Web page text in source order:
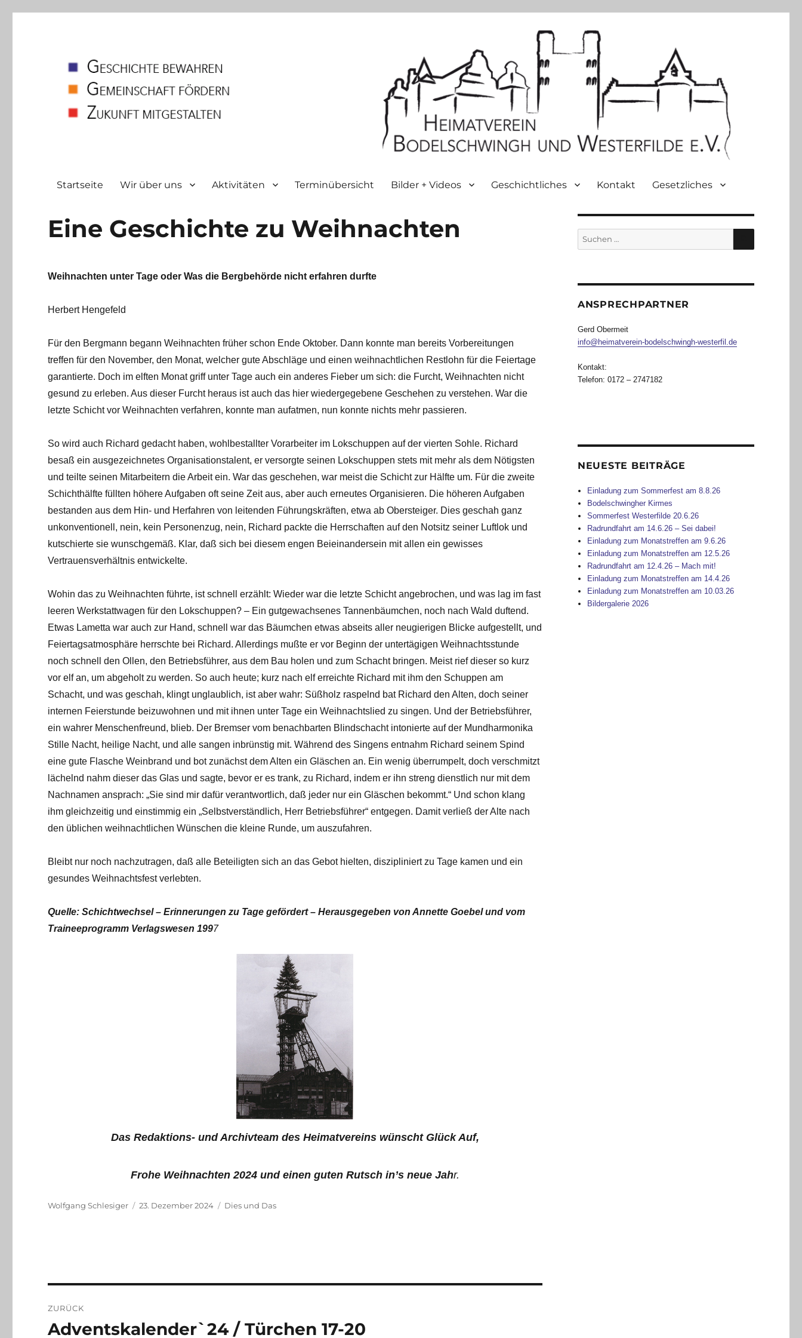
Startseite Wir über uns Aktivitäten Terminübersicht Bilder + Videos Geschichtliches Kontakt Gesetzliches
Eine Geschichte zu Weihnachten
Weihnachten unter Tage oder Was die Bergbehörde nicht erfahren durfte
Herbert Hengefeld
Für den Bergmann begann Weihnachten früher schon Ende Oktober. Dann konnte man bereits Vorbereitungen
treffen für den November, den Monat, welcher gute Abschläge und einen weihnachtlichen Restlohn für die Feiertage
garantierte. Doch im elften Monat griff unter Tage auch ein anderes Fieber um sich: die Furcht, Weihnachten nicht
gesund zu erleben. Aus dieser Furcht heraus ist auch das hier wiedergegebene Geschehen zu verstehen. War die
letzte Schicht vor Weihnachten verfahren, konnte man aufatmen, nun konnte nichts mehr passieren.
So wird auch Richard gedacht haben, wohlbestallter Vorarbeiter im Lokschuppen auf der vierten Sohle. Richard
besaß ein ausgezeichnetes Organisationstalent, er versorgte seinen Lokschuppen stets mit mehr als dem Nötigsten
und teilte seinen Mitarbeitern die Arbeit ein. War das geschehen, war meist die Schicht zur Hälfte um. Für die zweite
Schichthälfte füllten höhere Aufgaben oft seine Zeit aus, aber auch erneutes Organisieren. Die höheren Aufgaben
bestanden aus dem Hin- und Herfahren von leitenden Führungskräften, etwa ab Obersteiger. Dies geschah ganz
unkonventionell, nein, kein Personenzug, nein, Richard packte die Herrschaften auf den Notsitz seiner Luftlok und
kutschierte sie wunschgemäß. Klar, daß sich bei diesem engen Beieinandersein mit allen ein gewisses
Vertrauensverhältnis entwickelte.
Wohin das zu Weihnachten führte, ist schnell erzählt: Wieder war die letzte Schicht angebrochen, und was lag im fast
leeren Werkstattwagen für den Lokschuppen? – Ein gutgewachsenes Tannenbäumchen, noch nach Wald duftend.
Etwas Lametta war auch zur Hand, schnell war das Bäumchen etwas abseits aller neugierigen Blicke aufgestellt, und
Feiertagsatmosphäre herrschte bei Richard. Allerdings mußte er vor Beginn der untertägigen Weihnachtsstunde
noch schnell den Ollen, den Betriebsführer, aus dem Bau holen und zum Schacht bringen. Meist rief dieser so kurz
vor elf an, um abgeholt zu werden. So auch heute; kurz nach elf erreichte Richard mit ihm den Schuppen am
Schacht, und was geschah, klingt unglaublich, ist aber wahr: Süßholz raspelnd bat Richard den Alten, doch seiner
internen Feierstunde beizuwohnen und mit ihnen unter Tage ein Weihnachtslied zu singen. Und der Betriebsführer,
ein wahrer Menschenfreund, blieb. Der Bremser vom benachbarten Blindschacht intonierte auf der Mundharmonika
Stille Nacht, heilige Nacht, und alle sangen inbrünstig mit. Während des Singens entnahm Richard seinem Spind
eine gute Flasche Weinbrand und bot zunächst dem Alten ein Gläschen an. Ein wenig überrumpelt, doch verschmitzt
lächelnd nahm dieser das Glas und sagte, bevor er es trank, zu Richard, indem er ihn streng dienstlich nur mit dem
Nachnamen ansprach: „Sie sind mir dafür verantwortlich, daß jeder nur ein Gläschen bekommt.“ Und schon klang
ihm gleichzeitig und einstimmig ein „Selbstverständlich, Herr Betriebsführer“ entgegen. Damit verließ der Alte nach
den üblichen weihnachtlichen Wünschen die kleine Runde, um auszufahren.
Bleibt nur noch nachzutragen, daß alle Beteiligten sich an das Gebot hielten, diszipliniert zu Tage kamen und ein
gesundes Weihnachtsfest verlebten.
Quelle: Schichtwechsel – Erinnerungen zu Tage gefördert–Herausgegeben von Annette Goebel und vom
Traineeprogramm Verlagswesen 1997
Das Redaktions- und Archivteam des Heimatvereins wünscht Glück Auf,
Frohe Weihnachten 2024 und einen guten Rutsch in’s neue Jahr.
Autor
Wolfgang Schlesiger
Veröffentlicht
23. Dezember 2024 Kategorien
Dies und Das
ZURÜCK
Vorheriger
Adventskalender`24 / Türchen 17-20
Suche
nach:
SUCHEN
ANSPRECHPARTNER
Gerd Obermeit
info@heimatverein-bodelschwingh-westerfil.de
Kontakt:
Telefon: 0172 – 2747182
NEUESTE BEITRÄGE
Einladung zum Sommerfest am 8.8.26
Bodelschwingher Kirmes
Sommerfest Westerfilde 20.6.26
Radrundfahrt am 14.6.26 – Sei dabei!
Einladung zum Monatstreffen am 9.6.26
Einladung zum Monatstreffen am 12.5.26
Radrundfahrt am 12.4.26 – Mach mit!
Einladung zum Monatstreffen am 14.4.26
Einladung zum Monatstreffen am 10.03.26
Bildergalerie 2026